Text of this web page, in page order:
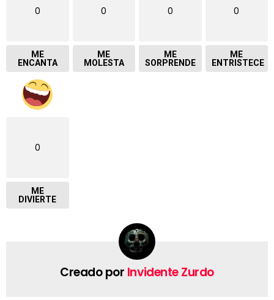
0
ME
ENCANTA
0
ME
MOLESTA
0
ME
SORPRENDE
0
ME
ENTRISTECE
0
ME
DIVIERTE
Creado por Invidente Zurdo